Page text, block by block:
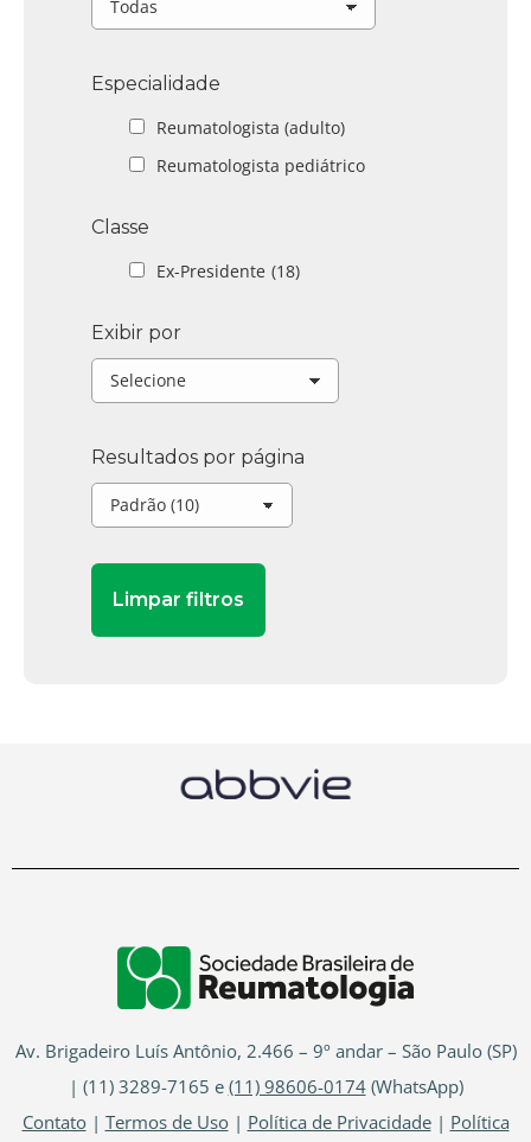
Especialidade
Reumatologista (adulto)
Reumatologista pediátrico
Classe
Ex-Presidente (18)
Exibir por
Resultados por página
Av. Brigadeiro Luís Antônio, 2.466 – 9º andar – São Paulo (SP)
| (11) 3289-7165 e (11) 98606-0174(WhatsApp)
Contato| Termos de Uso| Política de Privacidade| Política